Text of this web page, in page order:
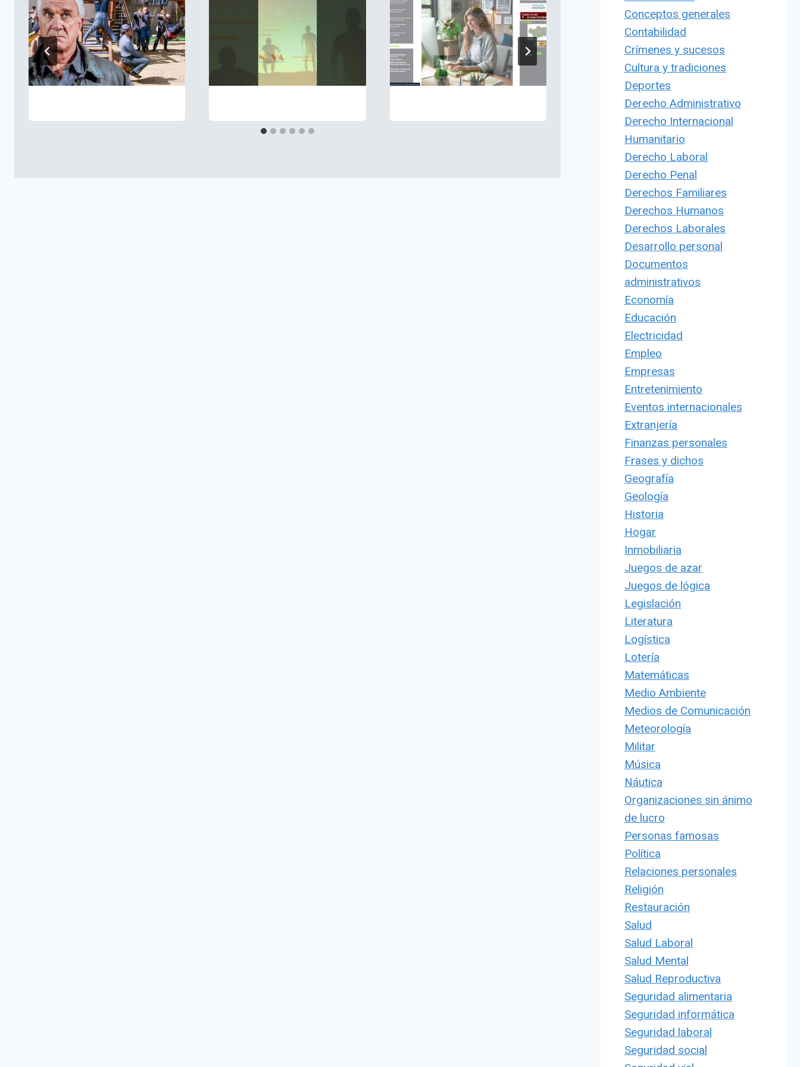
Conceptos generales
Contabilidad
Crímenes y sucesos
Cultura y tradiciones
Deportes
Derecho Administrativo
Derecho Internacional
Humanitario
Derecho Laboral
Derecho Penal
Derechos Familiares
Derechos Humanos
Derechos Laborales
Desarrollo personal
Documentos
administrativos
Economía
Educación
Electricidad
Empleo
Empresas
Entretenimiento
Eventos internacionales
Extranjería
Finanzas personales
Frases y dichos
Geografía
Geología
Historia
Hogar
Inmobiliaria
Juegos de azar
Juegos de lógica
Legislación
Literatura
Logística
Lotería
Matemáticas
Medio Ambiente
Medios de Comunicación
Meteorología
Militar
Música
Náutica
Organizaciones sin ánimo
de lucro
Personas famosas
Política
Relaciones personales
Religión
Restauración
Salud
Salud Laboral
Salud Mental
Salud Reproductiva
Seguridad alimentaria
Seguridad informática
Seguridad laboral
Seguridad social